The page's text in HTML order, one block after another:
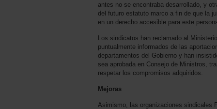
antes no se encontraba desarrollado, y
del futuro estatuto marco a fin de que la
en un derecho accesible para este
Los sindicatos han reclamado al
puntualmente informados de las
departamentos del Gobierno y han
sea aprobada en Consejo de Ministros,
respetar los compromisos adquiridos.
Mejoras
Asimismo, las organizaciones sindicales